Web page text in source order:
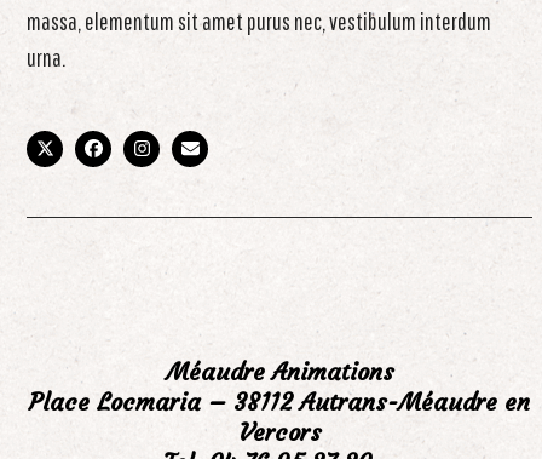
massa, elementum sit amet purus nec, vestibulum interdum
urna.
X FacebookInstagramEmail
Méaudre Animations
Place Locmaria – 38112 Autrans-Méaudre en
Vercors